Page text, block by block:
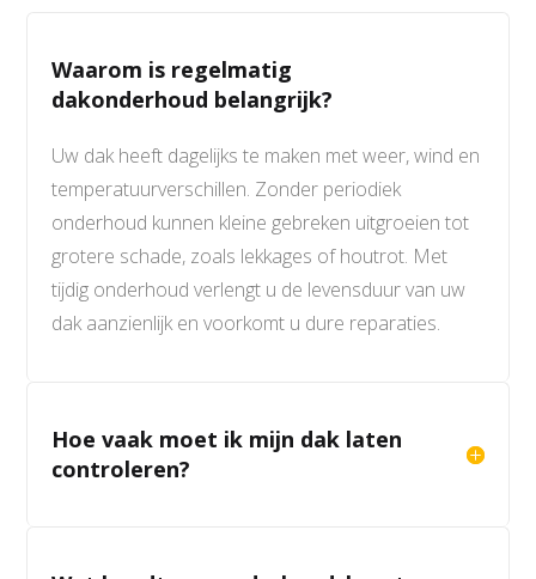
Waarom is regelmatig
dakonderhoud belangrijk?
Uw dak heeft dagelijks te maken met weer, wind en
temperatuurverschillen. Zonder periodiek
onderhoud kunnen kleine gebreken uitgroeien tot
grotere schade, zoals lekkages of houtrot. Met
tijdig onderhoud verlengt u de levensduur van uw
dak aanzienlijk en voorkomt u dure reparaties.
Hoe vaak moet ik mijn dak laten
controleren?